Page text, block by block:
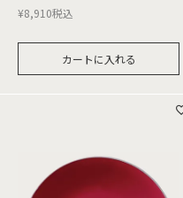
¥8,910税込
カートに入れる